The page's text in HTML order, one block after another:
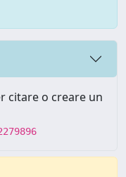
citare o creare un